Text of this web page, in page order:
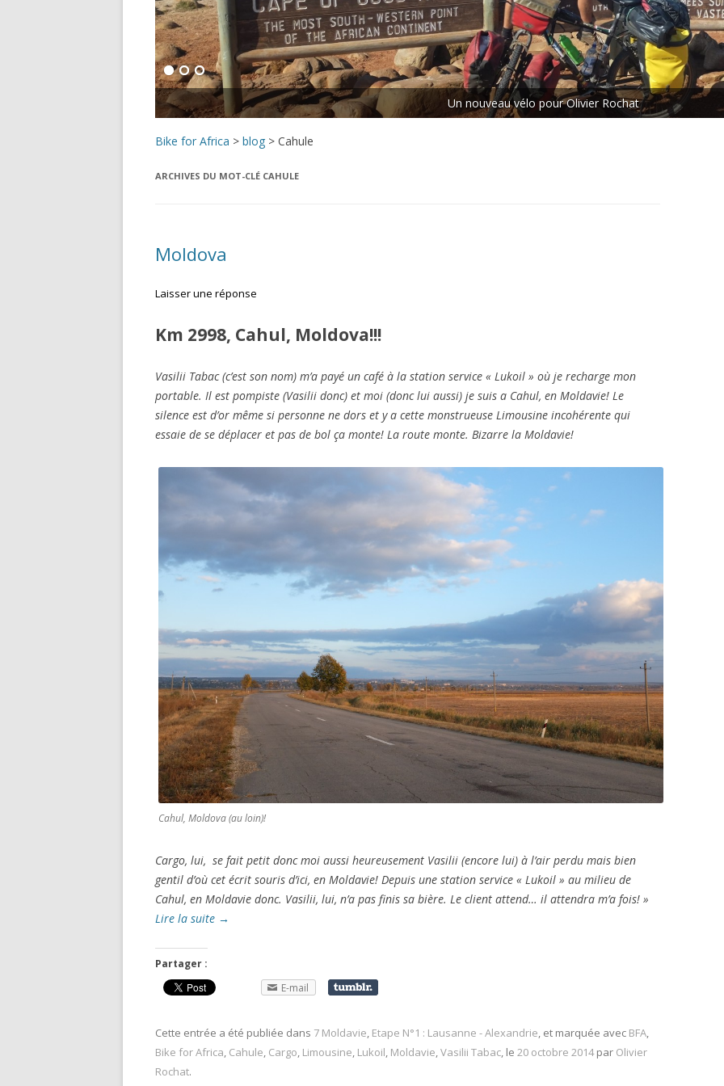
ETAPE N°5 : LES CHUTES
VICTORIA – LE CAP
ETAPE N°6 : LE CAP – MAKOUA
ETAPE N°7 : MAKOUA – ACCRAUn nouveau vélo pour Olivier Rochat
Bike for Africa > blog > Cahule
ARCHIVES DU MOT-CLÉ CAHULE
Moldova
Laisser une réponse
Km 2998, Cahul, Moldova!!!
Vasilii Tabac (c’est son nom) m’a payé un café à la station service « Lukoil » où je recharge mon
portable. Il est pompiste (Vasilii donc) et moi (donc lui aussi) je suis a Cahul, en Moldavie! Le
silence est d’or même si personne ne dors et y a cette monstrueuse Limousine incohérente qui
essaie de se déplacer et pas de bol ça monte! La route monte. Bizarre la Moldavie!
Cahul, Moldova (au loin)!
Cargo, lui, se fait petit donc moi aussi heureusement Vasilii (encore lui) à l’air perdu mais bien
gentil d’où cet écrit souris d’ici, en Moldavie! Depuis une station service « Lukoil » au milieu de
Cahul, en Moldavie donc. Vasilii, lui, n’a pas finis sa bière. Le client attend… il attendra m’a fois! »
Lire la suite →
Partager :
E-mail
Cette entrée a été publiée dans 7 Moldavie, Etape N°1 : Lausanne - Alexandrie, et marquée avec BFA,
Bike for Africa, Cahule, Cargo, Limousine, Lukoil, Moldavie,Vasilii Tabac, le 20 octobre 2014 par Olivier
Rochat.